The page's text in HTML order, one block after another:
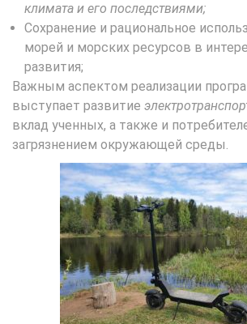
климата и его последствиями;
Сохранение и рациональное
морей и морских ресурсов в
развития;
Важным аспектом реализации
выступает развитие
вклад ученных, а также и
загрязнением окружающей среды.